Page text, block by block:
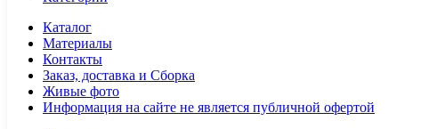
Каталог
Материалы
Контакты
Заказ, доставка и Сборка
Живые фото
Информация на сайте не является публичной офертой